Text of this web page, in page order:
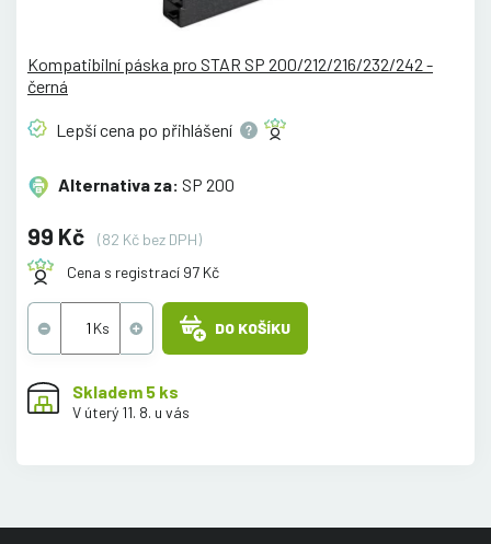
Kompatibilní páska pro STAR SP 200/212/216/232/242 -
černá
Lepší cena po přihlášení
Alternativa za: SP 200
99 Kč
(82 Kč bez DPH)
Cena s registrací 97 Kč
DO KOŠÍKU
Skladem 5 ks
V úterý 11. 8. u vás